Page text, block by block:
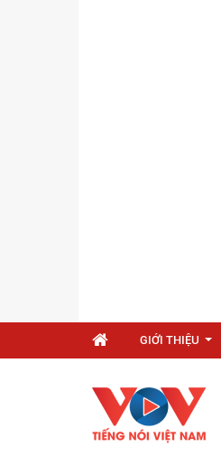
GIỚI THIỆU